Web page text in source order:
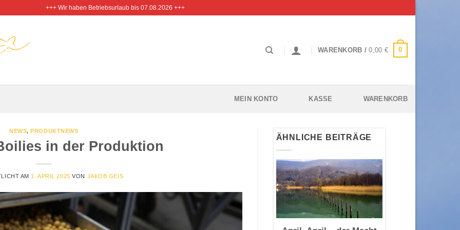
+++ Wir haben Betriebsurlaub bis 07.08.2026 +++
WARENKORB /0,00 € 0
MEIN KONTO KASSE WARENKORB
NEWS,PRODUKTNEWS
in der Produktion
AM 1. APRIL 2025 VON JAKOB GEIS
ÄHNLICHE BEITRÄGE